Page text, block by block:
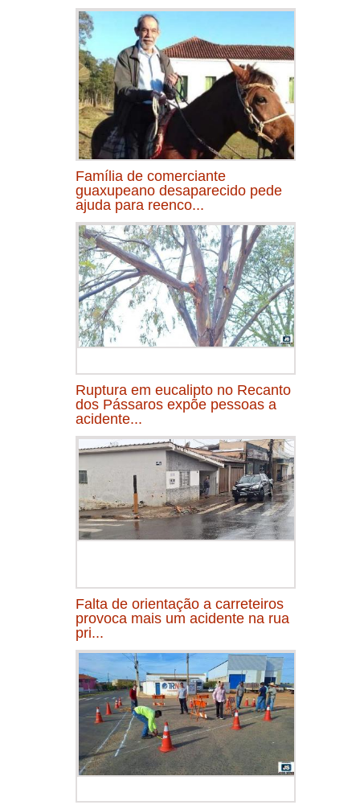
Família de comerciante
guaxupeano desaparecido pede
ajuda para reenco...
Ruptura em eucalipto no Recanto
dos Pássaros expõe pessoas a
acidente...
Falta de orientação a carreteiros
provoca mais um acidente na rua
pri...